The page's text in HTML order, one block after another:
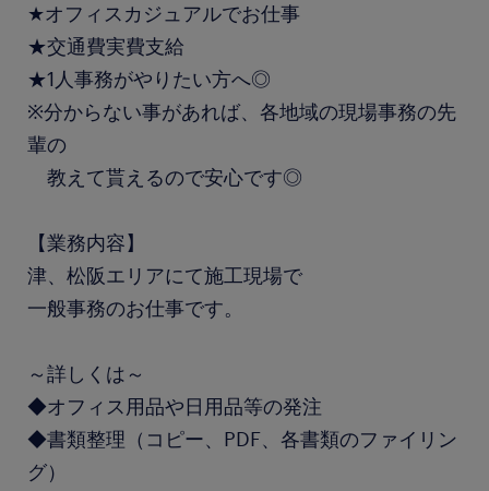
★オフィスカジュアルでお仕事
★交通費実費支給
★1人事務がやりたい方へ◎
※分からない事があれば、各地域の現場事務の先
輩の
教えて貰えるので安心です◎
【業務内容】
津、松阪エリアにて施工現場で
一般事務のお仕事です。
～詳しくは～
◆オフィス用品や日用品等の発注
◆書類整理（コピー、PDF、各書類のファイリン
グ）